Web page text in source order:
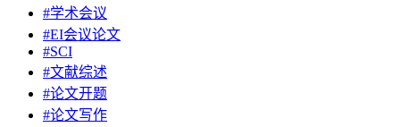
#学术会议
#EI会议论文
#SCI
#文献综述
#论文开题
#论文写作